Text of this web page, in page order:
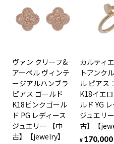
ヴァン クリーフ&
アーペル ヴィンテ
ージアルハンブラ
ピアス ゴールド
K18ピンクゴール
ド PG レディース
ジュエリー 【中
古】【jewelry】
カルティ
トアンク
ル ピアス
K18イエ
ルド YG
ジュエリ
古】【
¥ 170,000